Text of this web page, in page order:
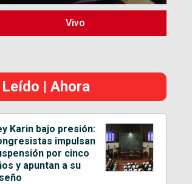
Vivo
Leído | Ahora
Karin bajo presión:
impulsan
por cinco
y apuntan a su